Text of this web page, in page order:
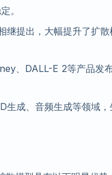
。
继提出，大幅提升了扩
、DALL-E 2等产品发
生成、音频生成等领域